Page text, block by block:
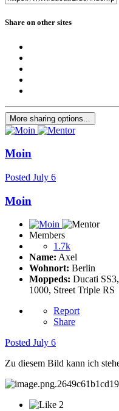
Share on other sites
More sharing options...
Moin
Posted July 6
Moin
Members
1.7k
Name: Axel
Wohnort: Berlin
Moppeds: Ducati
1000, Street Triple RS
Report
Share
Posted July 6
Zu diesem Bild kann ich
2